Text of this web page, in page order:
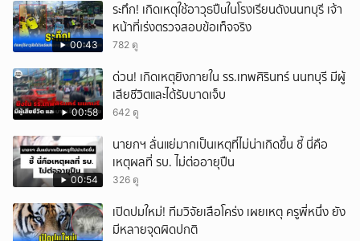
00:43
ระทึก! เกิดเหตุใช้อาวุธปืuในโรงเรียนดังนนทบุรี เจ้า
หน้าที่เร่งตรวจสอบข้อเท็จจริง
782 ดู
00:58
ด่วน! เกิดเหตุยิงภายใน รร.เทพศิรินทร์ นนทบุรี มีผู้
เสียชีวิตและได้รับบาดเจ็บ
642 ดู
00:54
นายกฯ ลั่นแย่มากเป็นเหตุที่ไม่น่าเกิดขึ้น ชี้ นี่คือ
เหตุผลที่ รบ. ไม่ต่ออายุปืน
326 ดู
เปิดปมใหม่! ทีมวิจัยเสือโคร่ง เผยเหตุ ครูพี่หนึ่ง ยัง
มีหลายจุดผิดปกติ